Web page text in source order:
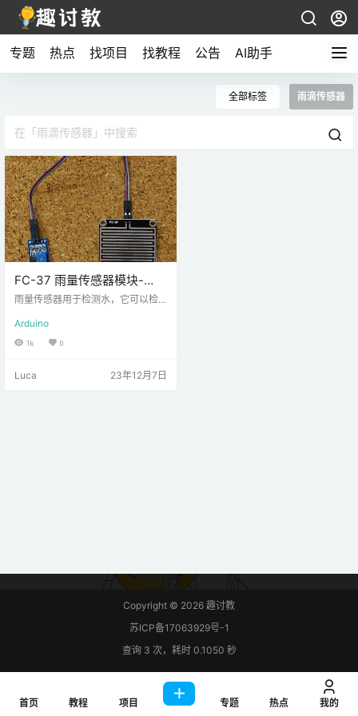
专题 热点 找项目 找教程 公告 AI助手
全部标签 雨滴传感器
FC-37 雨量传感器模块-
Arduino使用教程
雨量传感器用于检测水，它可以检
介绍如何将 FC-37 雨量传感器模块
与 Arduino 一起使用。 FC-37 雨量
集水滴的收集板（右侧），如下图
Arduino
1k 0
Luca 23年12月7日
Copyright © 2026 趣讨教
苏ICP备17063929号-1
查询 3 次，耗时 0.1050 秒
首页 教程 项目 专题 热点 我的